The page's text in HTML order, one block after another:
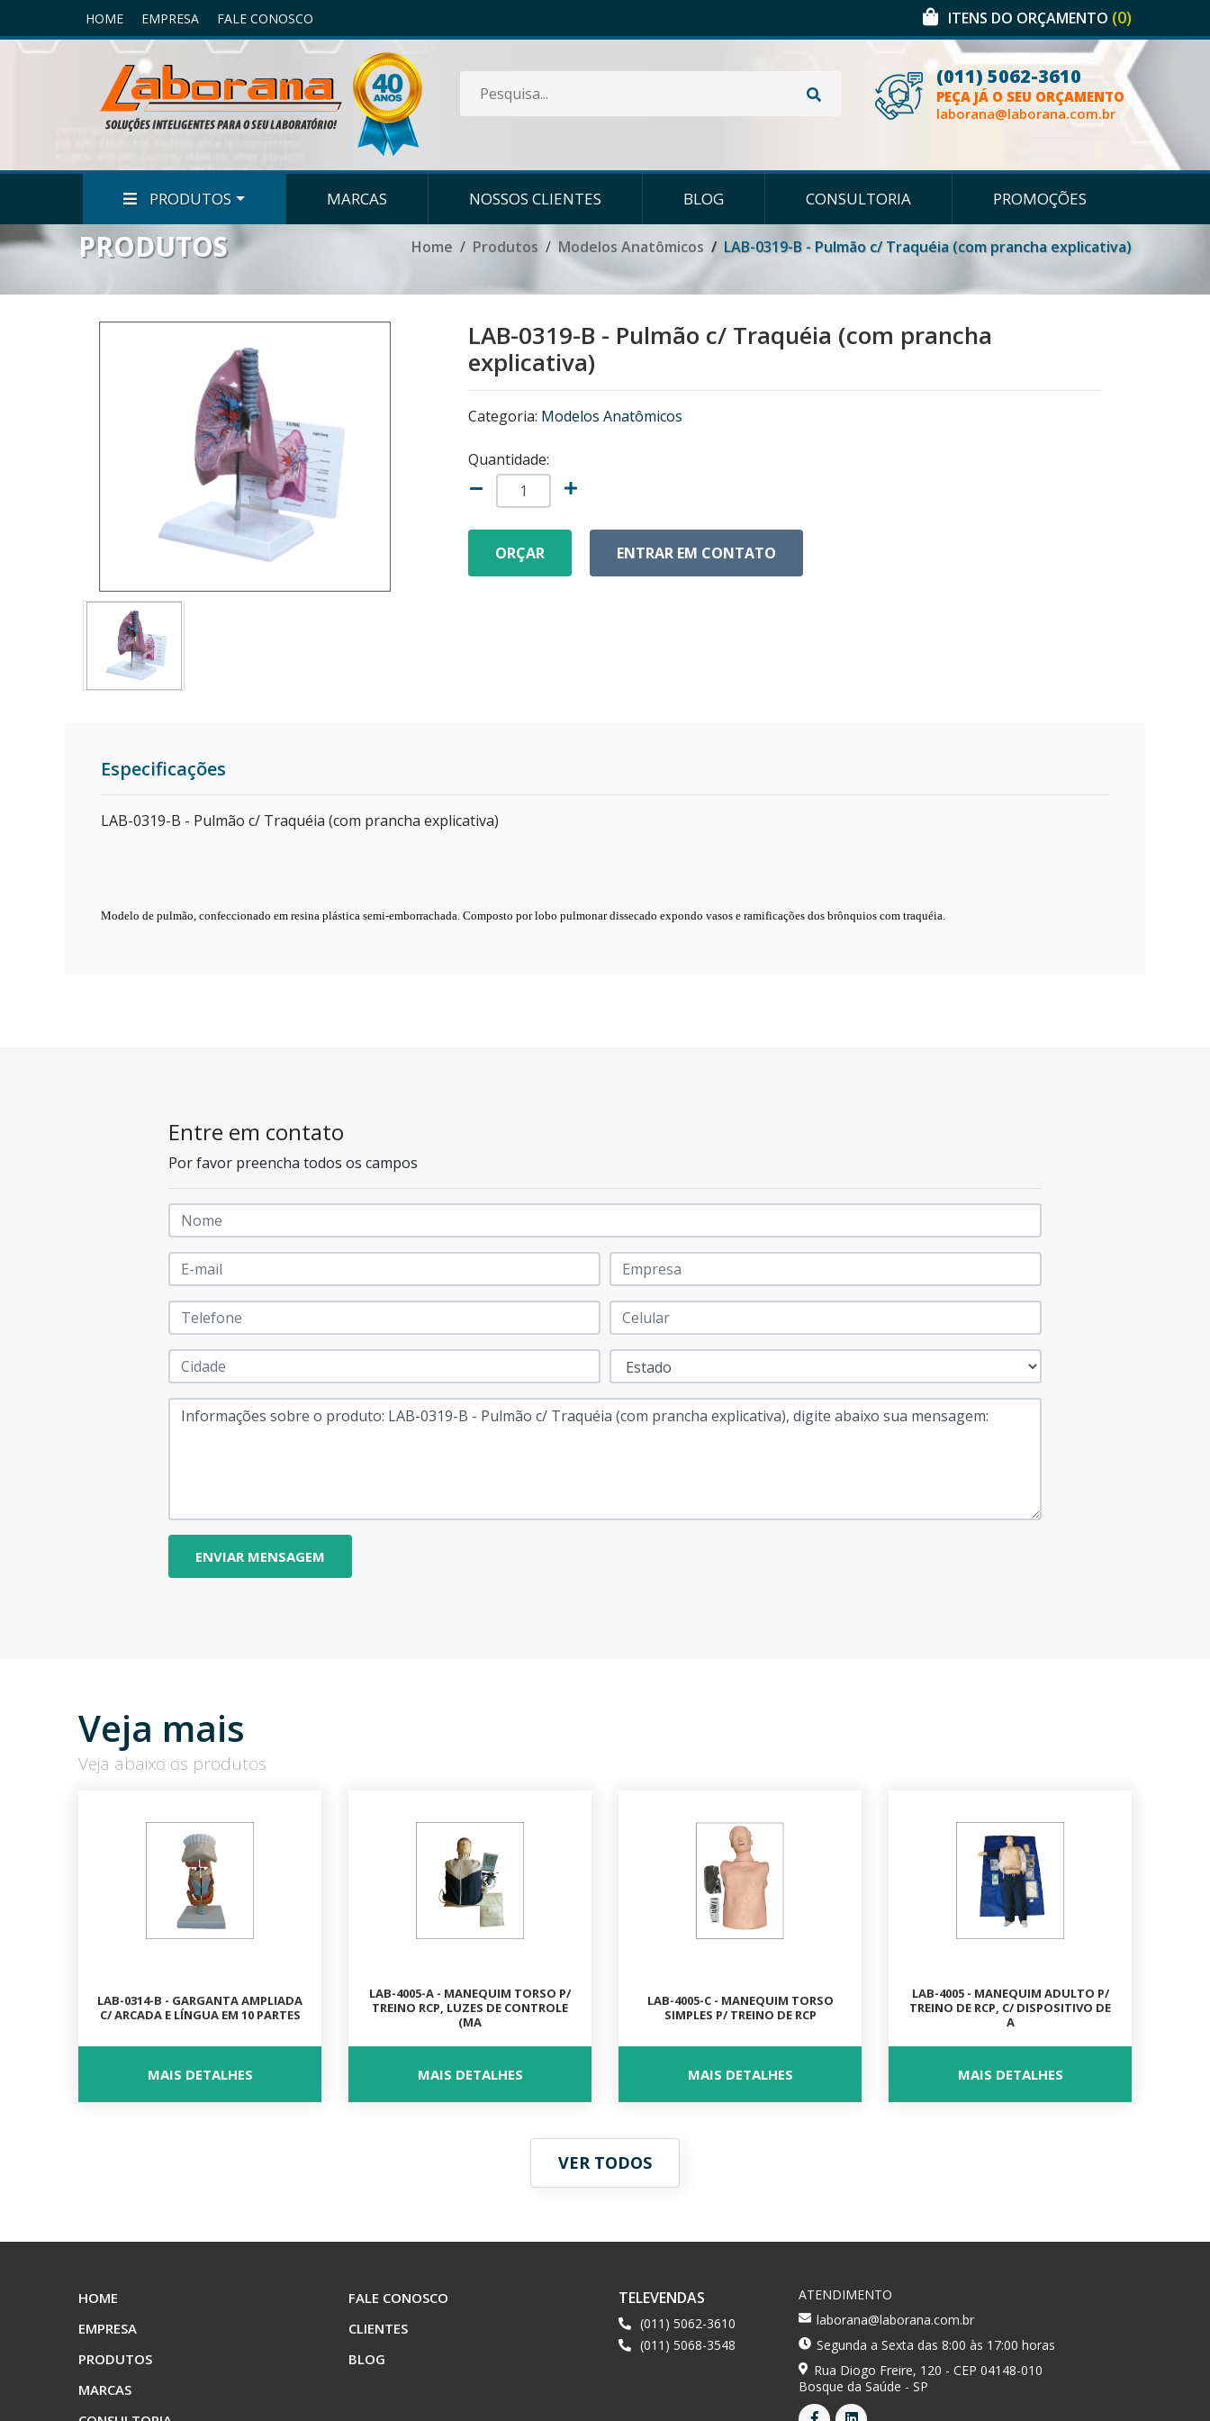
HOME EMPRESA FALE CONOSCO ITENS DO ORÇAMENTO (0)
(011) 5062-3610
PEÇA JÁ O SEU ORÇAMENTO
laborana@laborana.com.br
PRODUTOS MARCAS NOSSOS CLIENTES BLOG CONSULTORIA PROMOÇÕES
PRODUTOS Home Produtos Modelos Anatômicos LAB-0319-B - Pulmão c/ Traquéia (com prancha explicativa)
LAB-0319-B - Pulmão c/ Traquéia (com prancha
explicativa)
Categoria: Modelos Anatômicos
Quantidade:
ORÇAR ENTRAR EM CONTATO
Especificações
LAB-0319-B - Pulmão c/ Traquéia (com prancha explicativa)
Modelo de pulmão, confeccionado em resina plástica semi-emborrachada. Composto por lobo pulmonar dissecado expondo vasos e ramificações dos brônquios com traquéia.
Entre em contato
Por favor preencha todos os campos
Veja mais
Veja abaixo os produtos
LAB-0314-B - GARGANTA AMPLIADA
C/ ARCADA E LÍNGUA EM 10 PARTES
MAIS DETALHES
LAB-4005-A - MANEQUIM TORSO P/
TREINO RCP, LUZES DE CONTROLE
(MA
MAIS DETALHES
LAB-4005-C - MANEQUIM TORSO
SIMPLES P/ TREINO DE RCP
MAIS DETALHES
LAB-4005 - MANEQUIM ADULTO P/
TREINO DE RCP, C/ DISPOSITIVO DE
A
MAIS DETALHES
VER TODOS
HOME
EMPRESA
PRODUTOS
MARCAS
FALE CONOSCO
CLIENTES
BLOG
TELEVENDAS
(011) 5062-3610
(011) 5068-3548
ATENDIMENTO
laborana@laborana.com.br
Segunda a Sexta das 8:00 às 17:00 horas
Rua Diogo Freire, 120 - CEP 04148-010
Bosque da Saúde - SP